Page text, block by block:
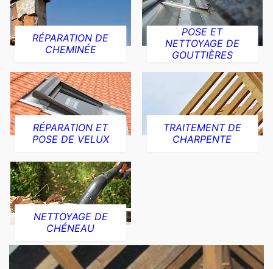
RÉPARATION DE
CHEMINÉE
POSE ET
NETTOYAGE DE
GOUTTIÈRES
RÉPARATION ET
POSE DE VELUX
TRAITEMENT DE
CHARPENTE
NETTOYAGE DE
CHÉNEAU